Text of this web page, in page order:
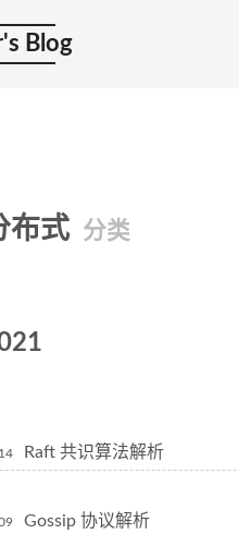
Blog
布式 分类
Raft 共识算法解析
Gossip 协议解析